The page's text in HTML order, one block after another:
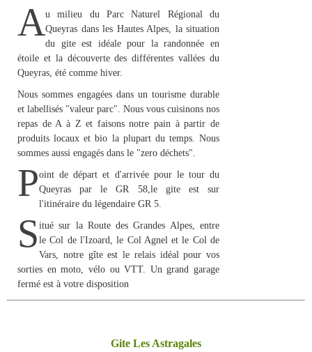
Au milieu du Parc Naturel Régional du
Queyras dans les Hautes Alpes, la situation
du gite est idéale pour larandonnée en
étoile et la découverte des différentes vallées du
Queyras, été comme hiver.
Nous sommes engagées dans un tourisme durable
et labellisés "valeur parc". Nous vous cuisinons nos
repas de A à Z et faisons notre pain à partir de
produits locaux et bio la plupart du temps. Nous
sommes aussi engagés dans le "zero déchets".
Point de départ et d'arrivée pour le tour du
Queyras par leGR 58,le gite est sur
l'itinéraire du légendaire GR 5.
S itué sur la Route des Grandes Alpes, entre
leCol de l'Izoard, le Col Agnelet le Col de
Vars, notre gîte est le relais idéal pour vos
sorties en moto, vélo ou VTT. Ungrand garage
fermé est à votre disposition
Gite Les Astragales